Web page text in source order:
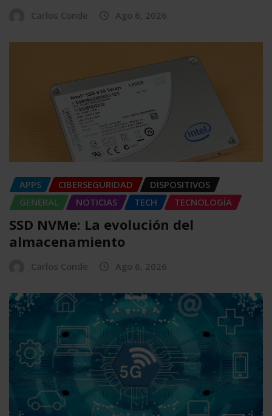
Carlos Conde Ago 6, 2026
APPS CIBERSEGURIDAD
DISPOSITIVOS
GENERAL
NOTICIAS TECH TECNOLOGÍA
SSD NVMe: La evolución del
almacenamiento
Carlos Conde Ago 6, 2026